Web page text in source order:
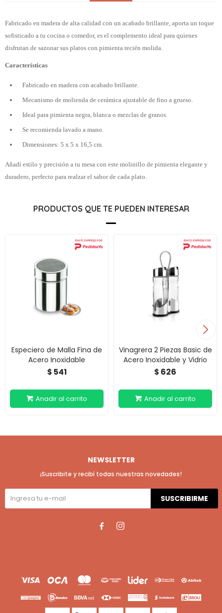
Fabricado en madera de alta calidad con un acabado brillante, aporta un toque
sofisticado a tu cocina o comedor, es el complemento ideal para quienes
disfrutan de sazonar sus platos con pimienta recién molida.
Características
Fabricado en madera con acabado brillante.
Mecanismo de molienda de cerámica ajustable de fino a grueso.
Ideal para pimienta negra, blanca o mezclas de granos.
Se recomienda lavado a mano.
Dimensiones: 5 x 5 x 16,5 cm.
Añadí estilo y precisión a tu mesa con este molinillo de pimienta elegante y
duradero, perfecto para realzar el sabor de cada plato.
PRODUCTOS QUE TE PUEDEN INTERESAR
Especiero de Malla Fina de
Acero Inoxidable
$ 541
Vinagrera 2 Piezas Basic de
Acero Inoxidable y Vidrio
$ 626
NEWSLETTER
¡Suscribite y recibí todas nuestras novedades!
SUSCRIBIRME
 